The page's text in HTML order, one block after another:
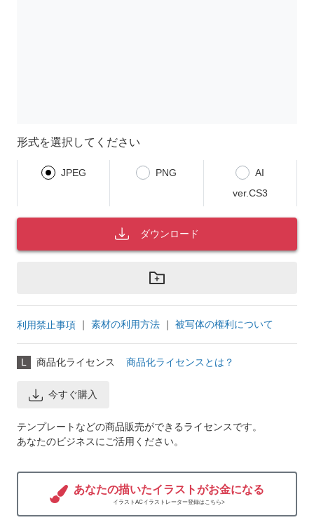
形式を選択してください
JPEG PNG
AI
ver.CS3
ダウンロード
利用禁止事項 ｜ 素材の利用方法 ｜ 被写体の権利について
L 商品化ライセンス 商品化ライセンスとは？
今すぐ購入
テンプレートなどの商品販売ができるライセンスです。
あなたのビジネスにご活用ください。
あなたの描いたイラストがお金になる
イラストACイラストレーター登録はこちら>